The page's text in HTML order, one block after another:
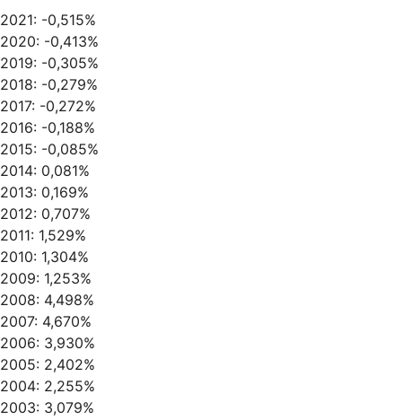
2021: -0,515%
2020: -0,413%
2019: -0,305%
2018: -0,279%
2017: -0,272%
2016: -0,188%
2015: -0,085%
2014: 0,081%
2013: 0,169%
2012: 0,707%
2011: 1,529%
2010: 1,304%
2009: 1,253%
2008: 4,498%
2007: 4,670%
2006: 3,930%
2005: 2,402%
2004: 2,255%
2003: 3,079%